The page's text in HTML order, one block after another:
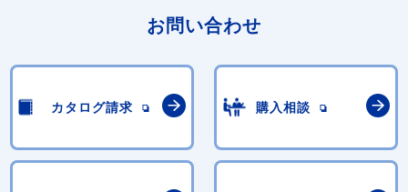
お問い合わせ
カタログ請求 購入相談